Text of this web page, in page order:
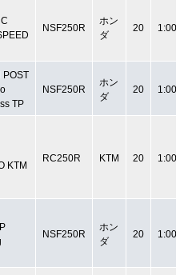
NSF250R
ホン
ダ
20
POST
TP
NSF250R
ホン
ダ
20
KTM
RC250R KTM 20
NSF250R
ホン
ダ
20